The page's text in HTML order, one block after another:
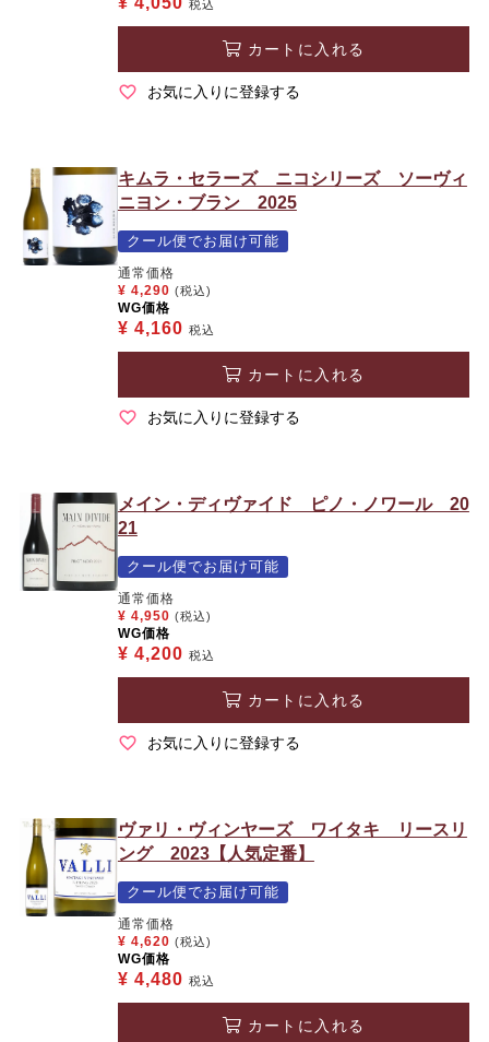
税込
カートに入れる
お気に入りに登録する
キムラ・セラーズ ニコシリーズ ソーヴィ
ニヨン・ブラン 2025
クール便でお届け可能
通常価格
¥ 4,290 (税込)
WG価格
¥ 4,160 税込
カートに入れる
お気に入りに登録する
メイン・ディヴァイド ピノ・ノワール 20
21
クール便でお届け可能
通常価格
¥ 4,950 (税込)
WG価格
¥ 4,200 税込
カートに入れる
お気に入りに登録する
ヴァリ・ヴィンヤーズ ワイタキ リースリ
ング 2023【人気定番】
クール便でお届け可能
通常価格
¥ 4,620 (税込)
WG価格
¥ 4,480 税込
カートに入れる